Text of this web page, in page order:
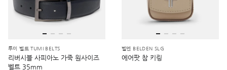
투미 벨트 TUMI BELTS
리버시블 사피아노 가죽 원사이즈
벨트 35mm
벨덴 BELDEN SLG
에어팟 참 키링